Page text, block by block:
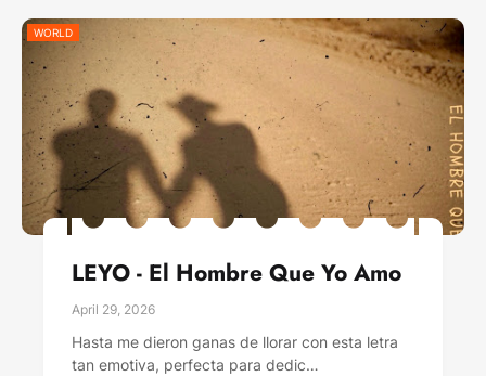
WORLD
LEYO - El Hombre Que Yo Amo
April 29, 2026
Hasta me dieron ganas de llorar con esta letra
tan emotiva, perfecta para dedic…